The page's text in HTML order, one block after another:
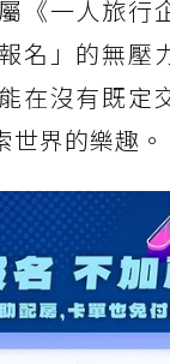
《一人旅行
名」的無壓
在沒有既定
世界的樂趣。